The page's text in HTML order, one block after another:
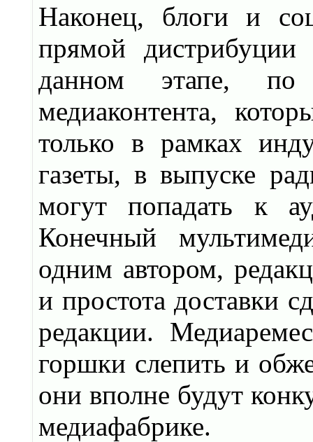
Наконец, блоги и
прямой
данном этапе,
медиаконтента,
только в рамках
газеты, в выпуске
могут попадать к
Конечный
одним автором,
и простота доставки
редакции.
горшки слепить и
они вполне будут
медиафабрике.